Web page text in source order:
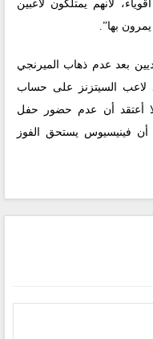
لأنهم يمتلكون لاعبين
بها”.
بعد عدم ذهاب الميرنجي
لاعب السيتزنز على حساب
أعتقد أن عدم حضور حفل
أن فينيسيوس يستحق الفوز